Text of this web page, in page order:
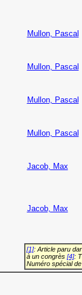
Mullon, Pascal
Mullon, Pascal
Mullon, Pascal
Mullon, Pascal
Jacob, Max
Jacob, Max
[1]: Article paru
à un congrès [4]:
Numéro spécial